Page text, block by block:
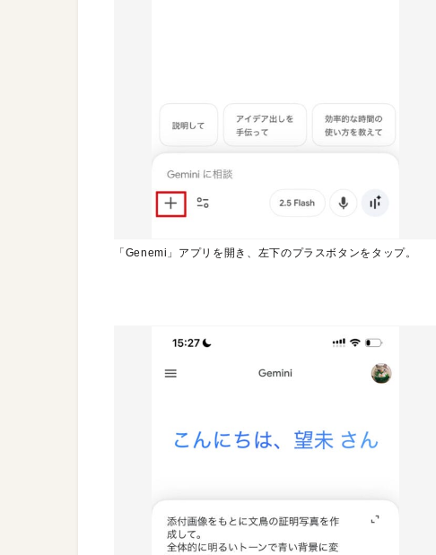
「Genemi」アプリを開き、左下のプラスボタンをタップ。